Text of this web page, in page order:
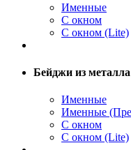
Именные
С окном
С окном (Lite)
Бейджи из металла
Именные
Именные
С окном
С окном (Lite)